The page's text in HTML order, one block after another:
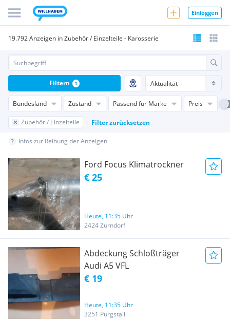
Einloggen
19.792 Anzeigen in Zubehör / Einzelteile - Karosserie
Bundesland Zustand Passend für Marke Preis
Zubehör / Einzelteile Filter zurücksetzen
Filtern 1
Infos zur Reihung der Anzeigen
Ford Focus Klimatrockner
€ 25
Heute, 11:35 Uhr
2424 Zurndorf
Abdeckung Schloßträger
Audi A5 VFL
€ 19
Heute, 11:35 Uhr
3251 Purgstall